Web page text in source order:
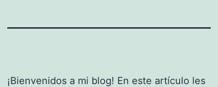
¡Bienvenidos a mi blog! En este artículo les